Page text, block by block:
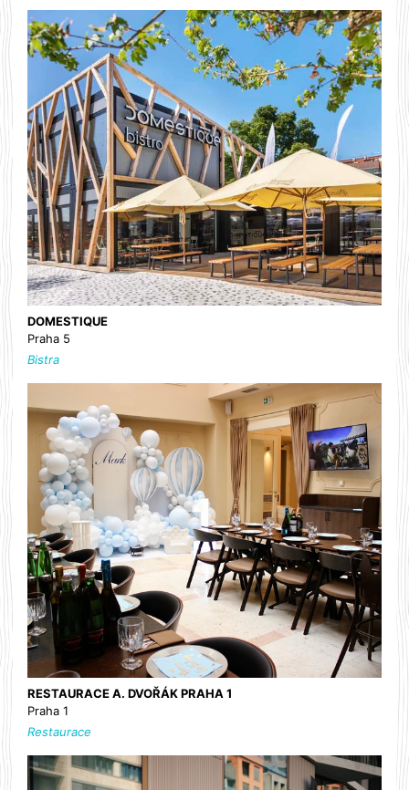
DOMESTIQUE
Praha 5
Bistra
RESTAURACE A. DVOŘÁK PRAHA 1
Praha 1
Restaurace